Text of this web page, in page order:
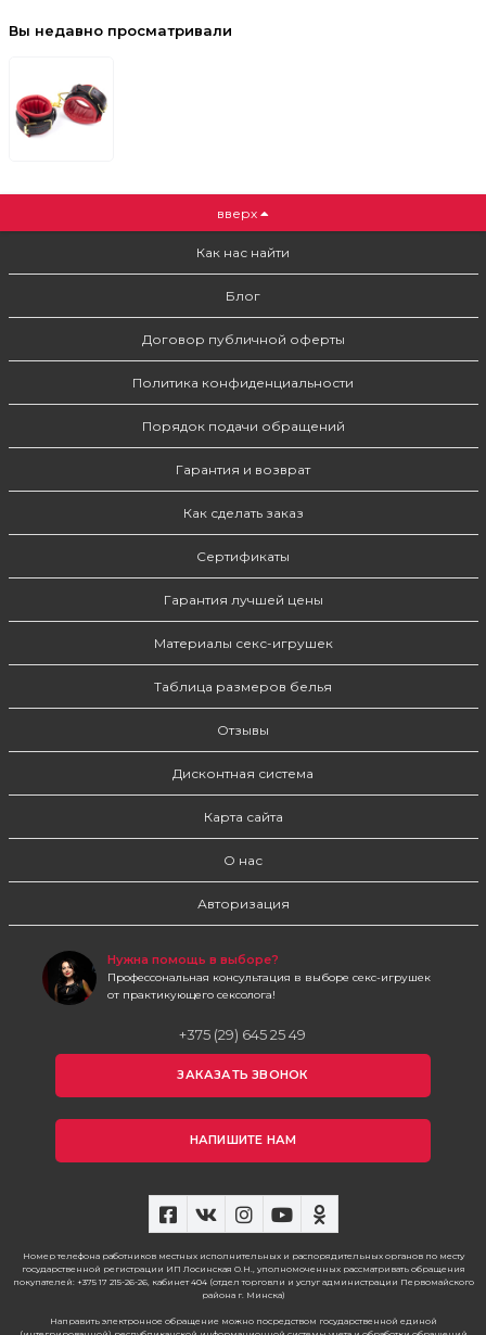
Вы недавно просматривали
вверх
Как нас найти
Блог
Договор публичной оферты
Политика конфиденциальности
Порядок подачи обращений
Гарантия и возврат
Как сделать заказ
Сертификаты
Гарантия лучшей цены
Материалы секс-игрушек
Таблица размеров белья
Отзывы
Дисконтная система
Карта сайта
О нас
Авторизация
Нужна помощь в выборе?
Профессональная консультация в выборе секс-игрушек
от практикующего сексолога!
+375 (29) 645 25 49
ЗАКАЗАТЬ ЗВОНОК
НАПИШИТЕ НАМ
Номер телефона работников местных исполнительных и распорядительных органов по месту
государственной регистрации ИП Лосинская О.Н., уполномоченных рассматривать обращения
покупателей: +375 17 215-26-26, кабинет 404 (отдел торговли и услуг администрации Первомайского
района г. Минска)
Направить электронное обращение можно посредством государственной единой